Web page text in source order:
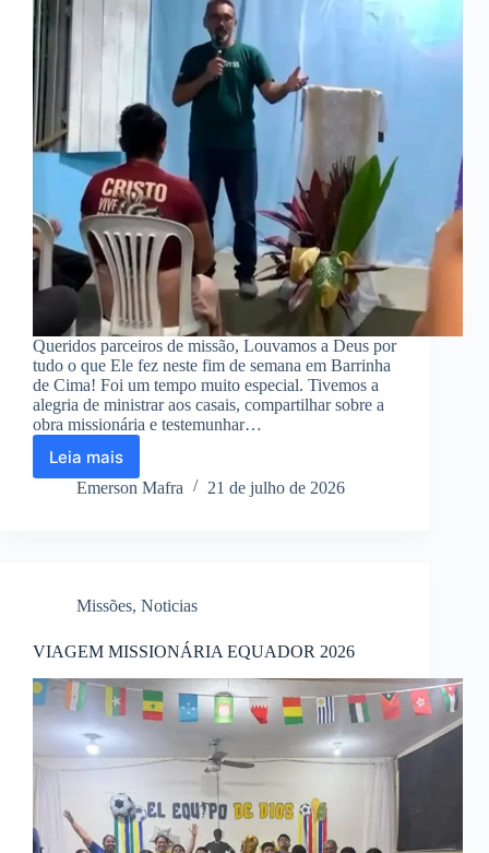
Queridos parceiros de missão, Louvamos a Deus por
tudo o que Ele fez neste fim de semana em Barrinha
de Cima! Foi um tempo muito especial. Tivemos a
alegria de ministrar aos casais, compartilhar sobre a
obra missionária e testemunhar…
Leia mais
CASAL
ROQUE
Emerson Mafra 21 de julho de 2026
Missões, Noticias
VIAGEM MISSIONÁRIA EQUADOR 2026